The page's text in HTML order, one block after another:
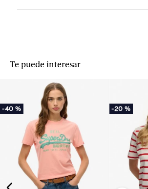
Te puede interesar
-40 % -20 %